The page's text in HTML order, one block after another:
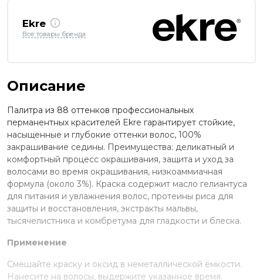
Ekre
Все товары бренда
Описание
Палитра из 88 оттенков профессиональных
перманентных красителей Ekre гарантирует стойкие,
насыщенные и глубокие оттенки волос, 100%
закрашивание седины. Преимущества: деликатный и
комфортный процесс окрашивания, защита и уход за
волосами во время окрашивания, низкоаммиачная
формула (около 3%). Краска содержит масло гелиантуса
для питания и увлажнения волос, протеины риса для
защиты и восстановления, экстракты мальвы,
тысячелистника и комбретума для гладкости и блеска.
Применение
Смешайте краску и оксид в неметаллической ёмкости.
Нанесите на волосы, выдержите указанное время.